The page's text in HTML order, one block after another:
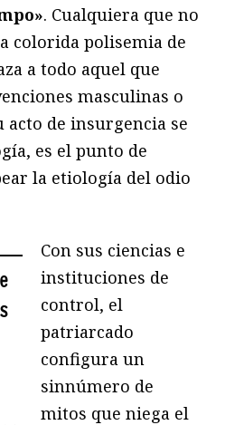
. Cualquiera que no
colorida polisemia de
a todo aquel que
masculinas o
acto de insurgencia se
es el punto de
la etiología del odio
Con sus ciencias e
instituciones de
control, el
patriarcado
configura un
sinnúmero de
mitos que niega el